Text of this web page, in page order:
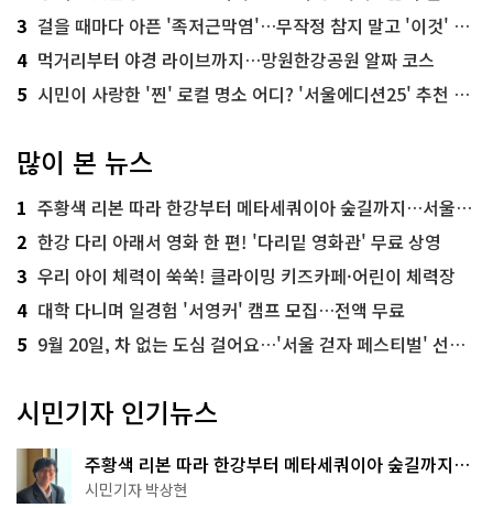
3 걸을 때마다 아픈 '족저근막염'…무작정 참지 말고 '이것' 해보세요!
4 먹거리부터 야경 라이브까지…망원한강공원 알짜 코스
5 시민이 사랑한 '찐' 로컬 명소 어디? '서울에디션25' 추천 코스
많이 본 뉴스
1 주황색 리본 따라 한강부터 메타세쿼이아 숲길까지…서울둘레길 15코스
2 한강 다리 아래서 영화 한 편! '다리밑 영화관' 무료 상영
3 우리 아이 체력이 쑥쑥! 클라이밍 키즈카페·어린이 체력장
4 대학 다니며 일경험 '서영커' 캠프 모집…전액 무료
5 9월 20일, 차 없는 도심 걸어요…'서울 걷자 페스티벌' 선착순 5천명
시민기자 인기뉴스
주황색 리본 따라 한강부터 메타세쿼이아 숲길까지…
서울둘레길 15코스
시민기자 박상현